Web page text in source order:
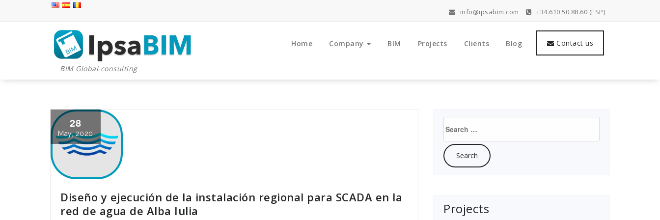
content
info@ipsabim.com +34.610.50.88.60 (ESP)
BIM Global consulting
Home Company BIM Projects Clients Blog Contact us
28
May, 2020
Diseño y ejecución de la instalación regional para SCADA en la
red de agua de Alba Iulia
for:
Projects